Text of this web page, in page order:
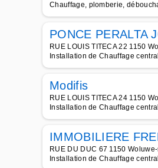
Chauffage, plomberie,
PONCE PERALTA
RUE LOUIS TITECA 22 1150
Installation de Chauffage
Modifis
RUE LOUIS TITECA 24 1150
Installation de Chauffage
IMMOBILIERE
RUE DU DUC 67 1150
Installation de Chauffage